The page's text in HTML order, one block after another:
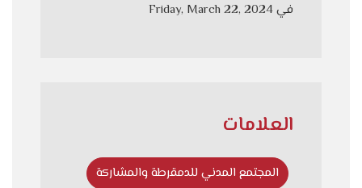
فيFriday, March 22, 2024
العلامات
المجتمع المدني للدمقرطة والمشاركة